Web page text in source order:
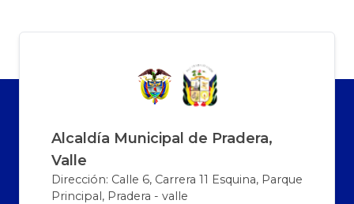
Alcaldía Municipal de Pradera,
Valle
Dirección: Calle 6, Carrera 11 Esquina, Parque
Principal, Pradera - valle